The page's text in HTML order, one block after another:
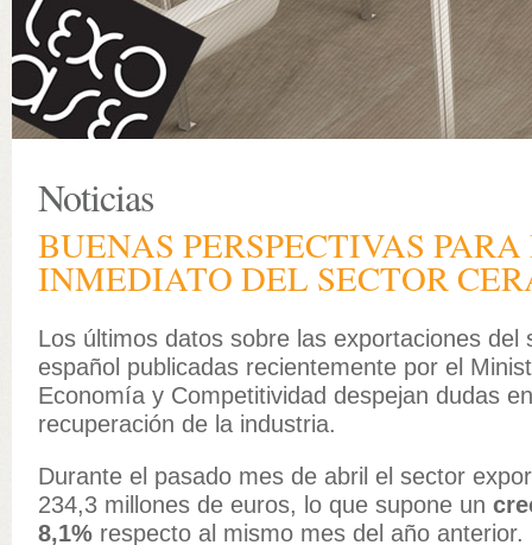
Noticias
BUENAS PERSPECTIVAS
INMEDIATO DEL SECTOR
Los últimos datos sobre las exportaciones del
español publicadas recientemente por el
Economía y Competitividad despejan dudas
recuperación de la industria.
Durante el pasado mes de abril el sector
234,3 millones de euros, lo que supone un
8,1% respecto al mismo mes del año anterior.